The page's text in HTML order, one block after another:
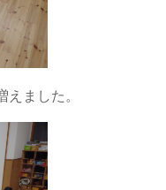
ました。